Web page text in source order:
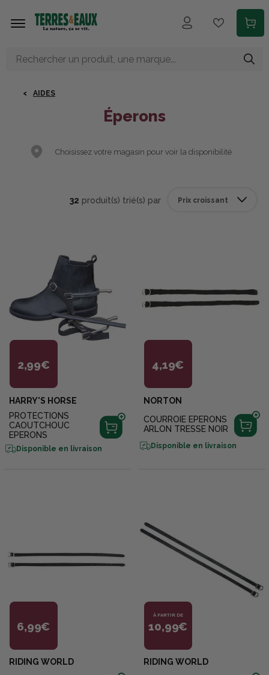
AIDES
Éperons
Choisissez votre magasin pour voir la disponibilité
32 produit(s) trié(s) par
2,99€
HARRY'S HORSE
PROTECTIONS
CAOUTCHOUC
EPERONS
Disponible en livraison
4,19€
NORTON
COURROIE EPERONS
ARLON TRESSE NOIR
Disponible en livraison
6,99€
RIDING WORLD
À PARTIR DE
10,99€
RIDING WORLD